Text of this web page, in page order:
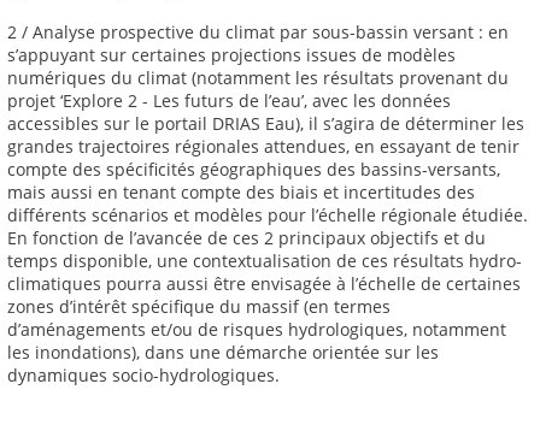
2 / Analyse prospective du climat par sous-bassin versant : en
s’appuyant sur certaines projections issues de modèles
numériques du climat (notamment les résultats provenant du
projet ‘Explore 2 - Les futurs de l’eau’, avec les données
accessibles sur le portail DRIAS Eau), il s’agira de déterminer les
grandes trajectoires régionales attendues, en essayant de tenir
compte des spécificités géographiques des bassins-versants,
mais aussi en tenant compte des biais et incertitudes des
différents scénarios et modèles pour l’échelle régionale étudiée.
En fonction de l’avancée de ces 2 principaux objectifs et du
temps disponible, une contextualisation de ces résultats hydro-
climatiques pourra aussi être envisagée à l’échelle de certaines
zones d’intérêt spécifique du massif (en termes
d’aménagements et/ou de risques hydrologiques, notamment
les inondations), dans une démarche orientée sur les
dynamiques socio-hydrologiques.